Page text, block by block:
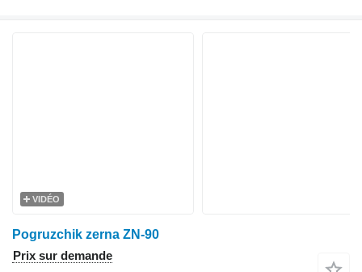
VIDÉO
Pogruzchik zerna ZN-90
Prix sur demande